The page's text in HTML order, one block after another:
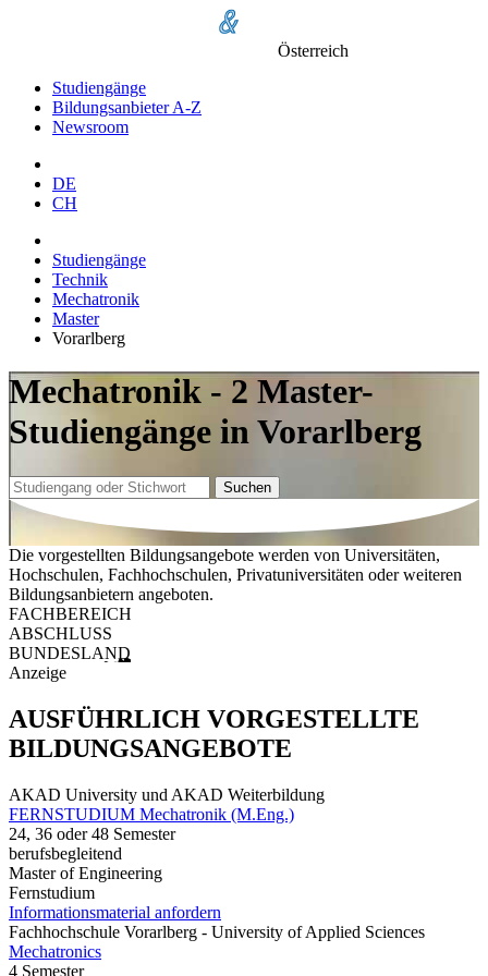
Österreich
Studiengänge
Bildungsanbieter A-Z
Newsroom
DE
CH
Studiengänge
Technik
Mechatronik
Master
Vorarlberg
Mechatronik - 2 Master-
Studiengänge in Vorarlberg
Suchen
Die vorgestellten Bildungsangebote werden von Universitäten,
Hochschulen, Fachhochschulen, Privatuniversitäten oder weiteren
Bildungsanbietern angeboten.
FACHBEREICH
ABSCHLUSS
BUNDESLAND
Anzeige
AUSFÜHRLICH VORGESTELLTE
BILDUNGSANGEBOTE
AKAD University und AKAD Weiterbildung
FERNSTUDIUM Mechatronik (M.Eng.)
24, 36 oder 48 Semester
berufsbegleitend
Master of Engineering
Fernstudium
Informationsmaterial anfordern
Fachhochschule Vorarlberg - University of Applied Sciences
Mechatronics
4 Semester